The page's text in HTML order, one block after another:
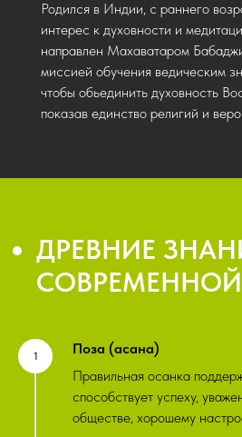
Родился в Индии, с раннего
интерес к духовности и
направлен Махаватаром
миссией обучения ведическим
чтобы обьединить духовность
показав единство религий и
ДРЕВНИЕ
Поза (асана)
Правильная осанка
способствует успеху,
обществе, хорошему